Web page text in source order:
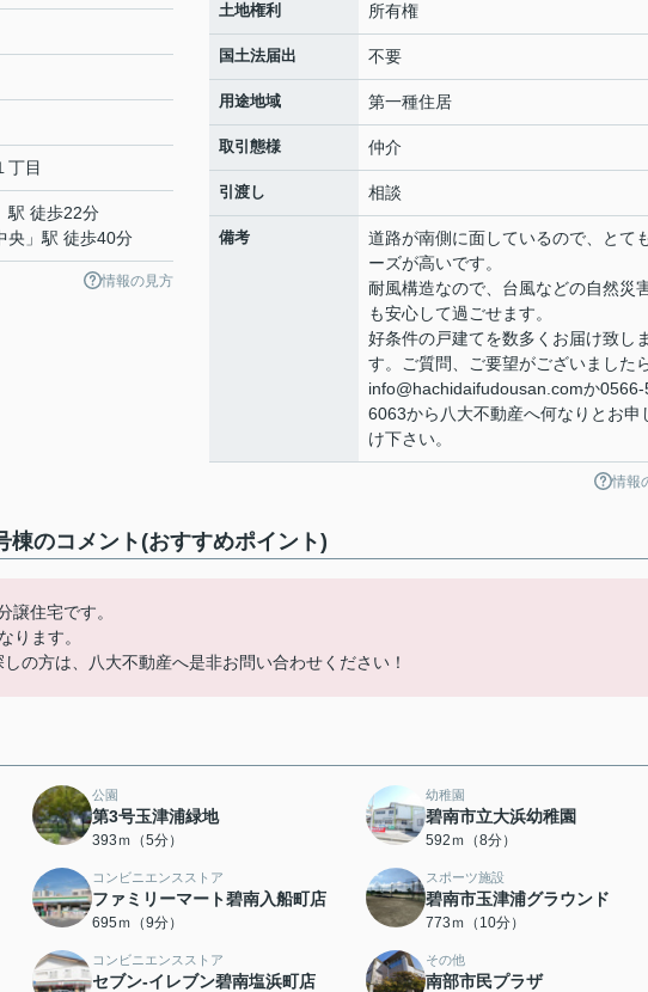
丁目
駅 徒歩22分
央 」駅 徒歩40分
情報の見方
土地権利 所有権
国土法届出 不要
用途地域 第一種住居
取引態様 仲介
引渡し 相談
備考
道路が南側に面しているので、とて
ーズが高いです。
耐風構造なので、台風などの自然災
も安心して過ごせます。
好条件の戸建てを数多くお届け致しま
す。ご質問、ご要望がございました
info@hachidaifudousan.comか0566-
6063から八大不動産へ何なりとお申
け下さい。
情報
のコメント(おすすめポイント)
譲住宅です。
ります。
の方は、八大不動産へ是非お問い合わせください！
公園
第3号玉津浦緑地
393ｍ（5分）
幼稚園
碧南市立大浜幼稚園
592ｍ（8分）
コンビニエンスストア
ファミリーマート碧南入船町店
695ｍ（9分）
スポーツ施設
碧南市玉津浦グラウンド
773ｍ（10分）
コンビニエンスストア
セブン-イレブン碧南塩浜町店
その他
南部市民プラザ